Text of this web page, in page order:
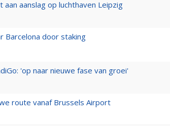
aanslag op luchthaven Leipzig
Barcelona door staking
'op naar nieuwe fase van groei'
route vanaf Brussels Airport